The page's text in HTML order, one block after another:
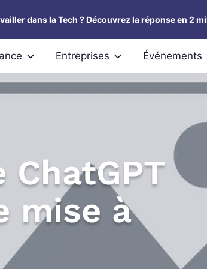
dans la Tech ? Découvrez la réponse en 2
Entreprises Événements
mise à